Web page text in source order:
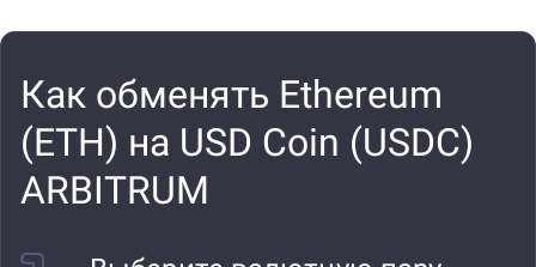
Как обменять Ethereum
(ETH) на USD Coin (USDC)
ARBITRUM